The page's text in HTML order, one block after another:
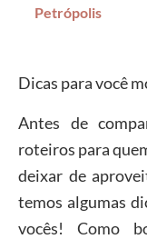
Petrópolis
Dicas para você
Antes de
roteiros para
deixar de
temos algumas
vocês! Como